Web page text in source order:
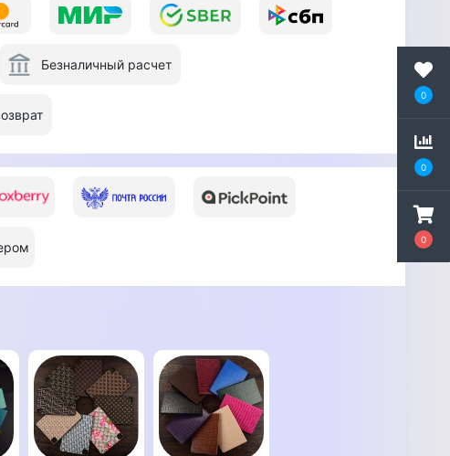
0
0
0
Безналичный расчет